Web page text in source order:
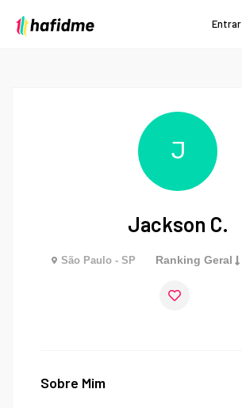
Entrar
J
Jackson C.
São Paulo - SP Ranking Geral
Sobre Mim